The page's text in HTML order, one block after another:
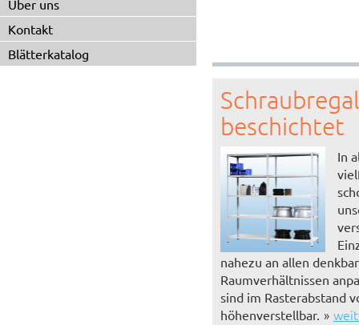
Über uns
Kontakt
Blätterkatalog
beschichtet
In
nahezu an allen
Raumverhältnissen
sind im Rasterabstand
höhenverstellbar.